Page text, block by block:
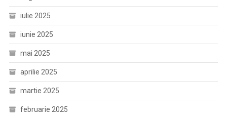
iulie 2025
iunie 2025
mai 2025
aprilie 2025
martie 2025
februarie 2025